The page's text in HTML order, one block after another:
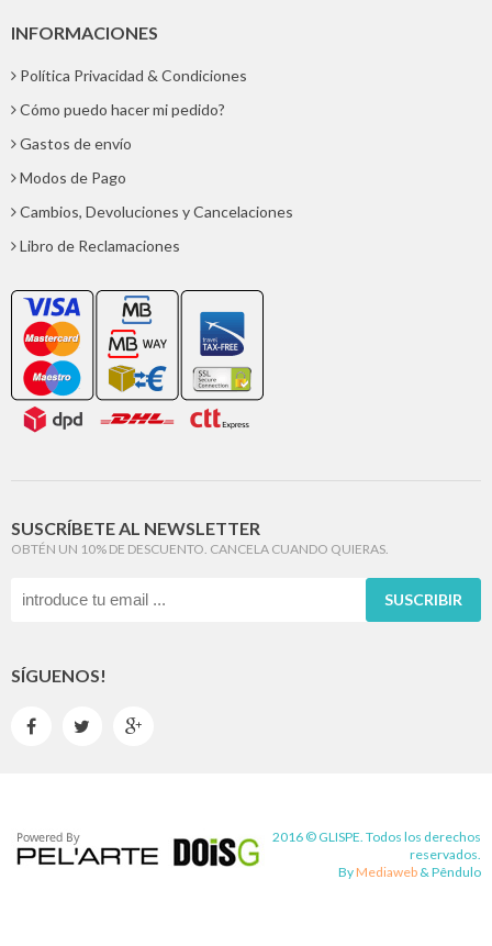
INFORMACIONES
Política Privacidad & Condiciones
Cómo puedo hacer mi pedido?
Gastos de envío
Modos de Pago
Cambios, Devoluciones y Cancelaciones
Libro de Reclamaciones
SUSCRÍBETE AL NEWSLETTER
OBTÉN UN 10% DE DESCUENTO. CANCELA CUANDO QUIERAS.
SUSCRIBIR
SÍGUENOS!
  
2016 © GLISPE. Todos los derechos
reservados.
By Mediaweb & Pêndulo